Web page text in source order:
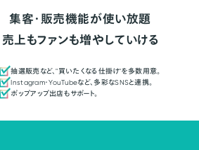
集客・販売機能が使い放題
売上もファンも増やしていける
抽選販売など、"買いたくなる仕掛け"を多数用意。
Instagram・YouTubeなど、多彩なSNSと連携。
ポップアップ出店もサポート。